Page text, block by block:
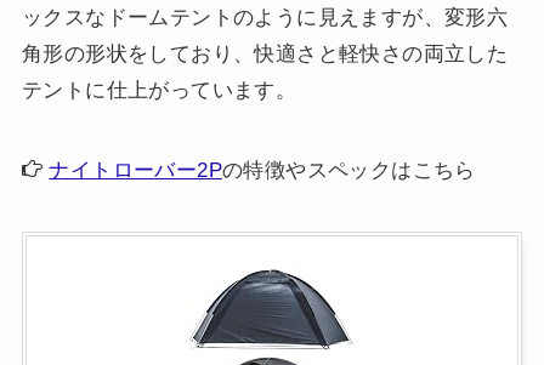
ックスなドームテントのように見えますが、変形六
角形の形状をしており、快適さと軽快さの両立した
テントに仕上がっています。
ナイトローバー2Pの特徴やスペックはこちら